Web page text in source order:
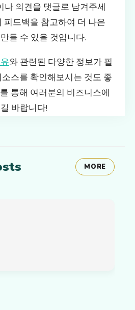
나 의견을 댓글로 남겨주세
피드백을 참고하여 더 나은
들 수 있을 것입니다.
와 관련된 다양한 정보가 필
스를 확인해보시는 것도 좋
통해 여러분의 비즈니스에
바랍니다!
MORE